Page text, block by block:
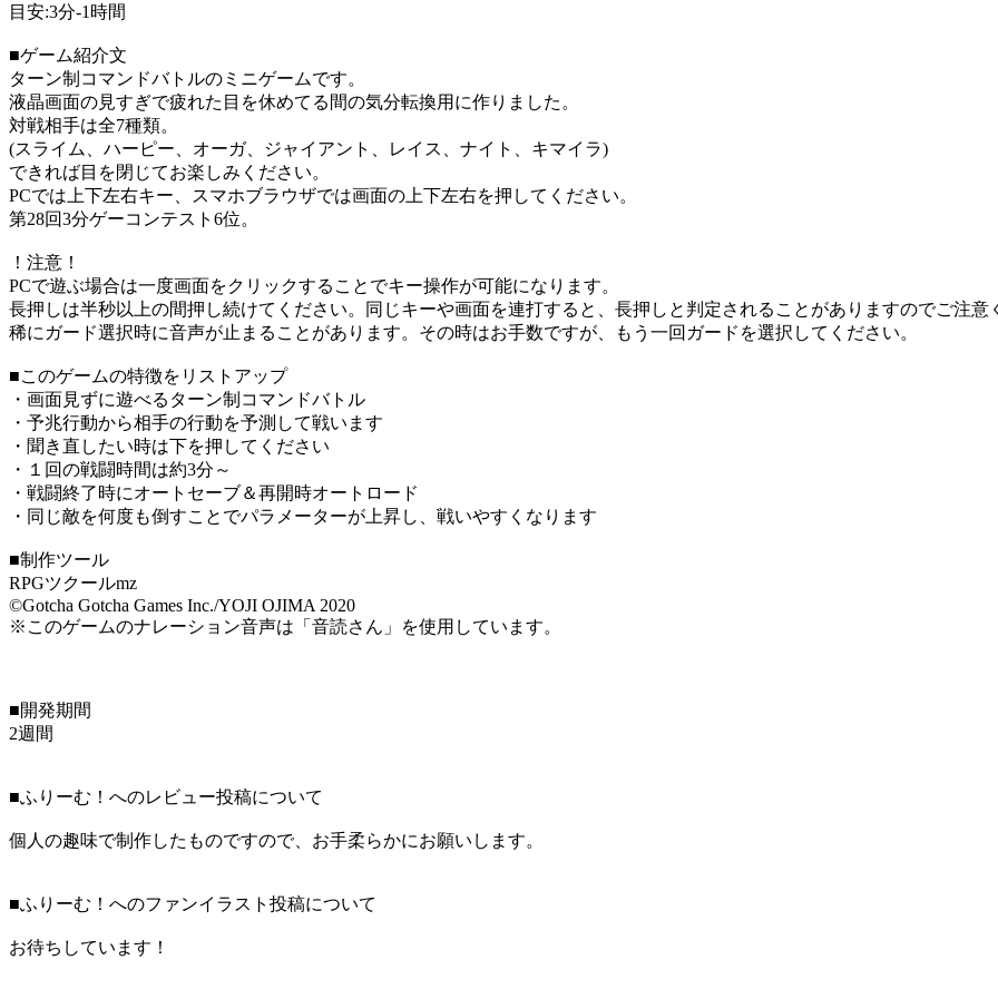
目安:3分-1時間
■ゲーム紹介文
ターン制コマンドバトルのミニゲームです。
液晶画面の見すぎで疲れた目を休めてる間の気分転換用に作りました。
対戦相手は全7種類。
(スライム、ハーピー、オーガ、ジャイアント、レイス、ナイト、キマイラ)
できれば目を閉じてお楽しみください。
PCでは上下左右キー、スマホブラウザでは画面の上下左右を押してください。
第28回3分ゲーコンテスト6位。
！注意！
PCで遊ぶ場合は一度画面をクリックすることでキー操作が可能になります。
長押しは半秒以上の間押し続けてください。同じキーや画面を連打すると、長押しと判定されることがありますのでご注意
稀にガード選択時に音声が止まることがあります。その時はお手数ですが、もう一回ガードを選択してください。
■このゲームの特徴をリストアップ
・画面見ずに遊べるターン制コマンドバトル
・予兆行動から相手の行動を予測して戦います
・聞き直したい時は下を押してください
・１回の戦闘時間は約3分～
・戦闘終了時にオートセーブ＆再開時オートロード
・同じ敵を何度も倒すことでパラメーターが上昇し、戦いやすくなります
■制作ツール
RPGツクールmz
©Gotcha Gotcha Games Inc./YOJI OJIMA 2020
※このゲームのナレーション音声は「音読さん」を使用しています。
■開発期間
2週間
■ふりーむ！へのレビュー投稿について
個人の趣味で制作したものですので、お手柔らかにお願いします。
■ふりーむ！へのファンイラスト投稿について
お待ちしています！